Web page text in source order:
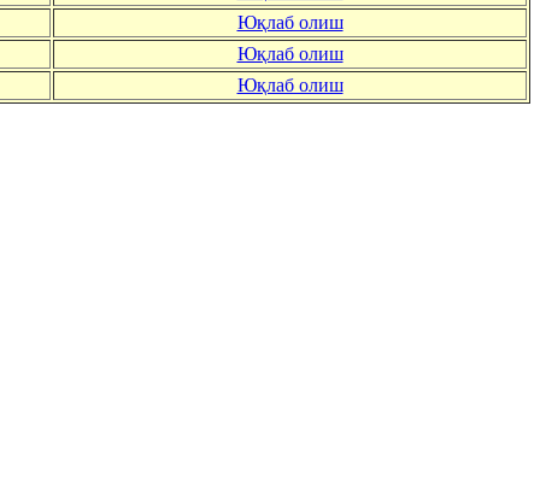
Юқлаб олиш
Юқлаб олиш
Юқлаб олиш